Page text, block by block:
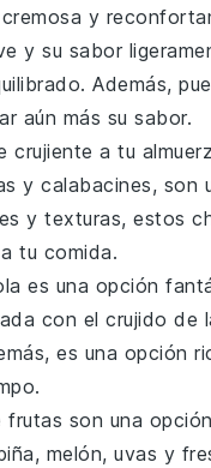
cremosa y
y su sabor
Además,
aún más su sabor.
crujiente a tu
y calabacines, son
y texturas, estos
tu comida.
es una opción
con el crujido de
es una opción
frutas son una
, melón, uvas y